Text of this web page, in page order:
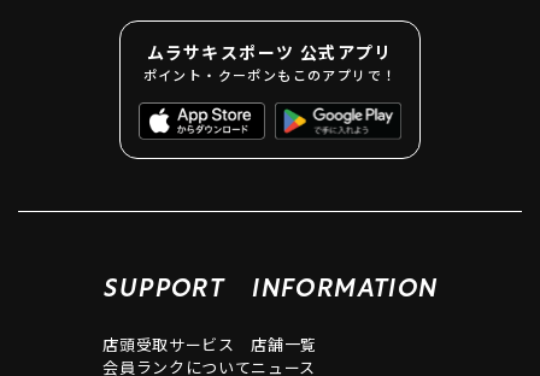
ムラサキスポーツ 公式アプリ
ポイント・クーポンもこのアプリで！
SUPPORT
店頭受取サービス
会員ランクについて
INFORMATION
店舗一覧
ニュース